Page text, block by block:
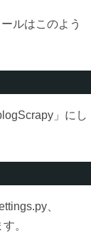
ルはこのよう
」にし
、
。